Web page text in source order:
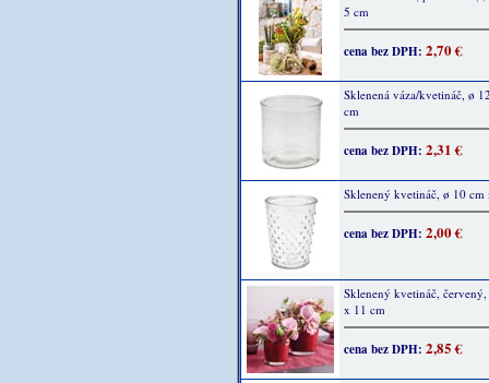
5 cm
cena bez DPH: 2,70 €
Sklenená váza/kvetináč, ø
cm
cena bez DPH: 2,31 €
Sklenený kvetináč, ø 10 cm
cena bez DPH: 2,00 €
Sklenený kvetináč,
x 11 cm
cena bez DPH: 2,85 €